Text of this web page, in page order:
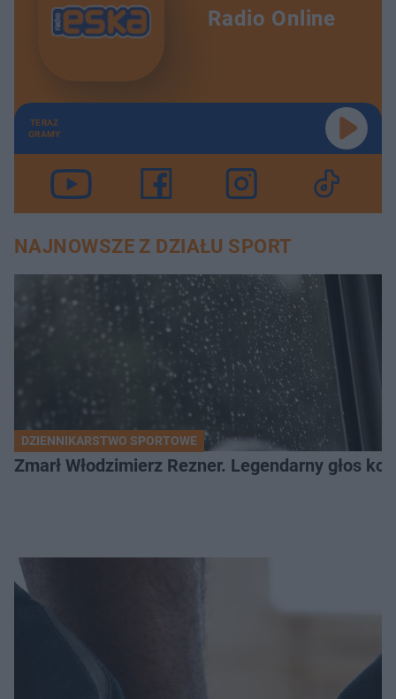
Radio Online
TERAZ
GRAMY
NAJNOWSZE Z DZIAŁU SPORT
DZIENNIKARSTWO SPORTOWE
Zmarł Włodzimierz Rezner. Legendarny głos